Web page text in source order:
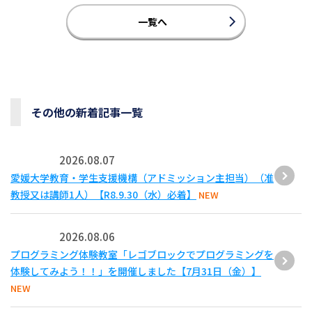
一覧へ
その他の新着記事一覧
2026.08.07
愛媛大学教育・学生支援機構（アドミッション主担当）（准
教授又は講師1人）【R8.9.30（水）必着】
NEW
2026.08.06
プログラミング体験教室「レゴブロックでプログラミングを
体験してみよう！！」を開催しました【7月31日（金）】
NEW